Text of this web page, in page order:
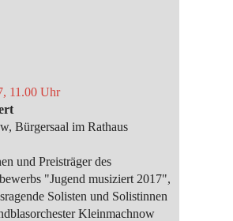
11.00 Uhr
Bürgersaal im Rathaus
und Preisträger des
"Jugend musiziert 2017",
Solisten und Solistinnen
Kleinmachnow